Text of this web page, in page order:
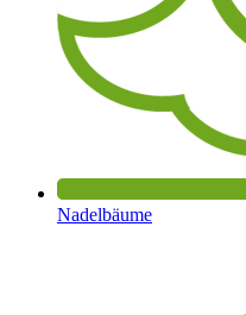
Nadelbäume